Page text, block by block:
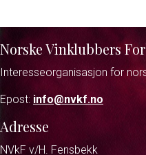
Norske Vinklubbers
Interesseorganisasjon for
Epost: info@nvkf.no
Adresse
NVkF v/H. Fensbekk